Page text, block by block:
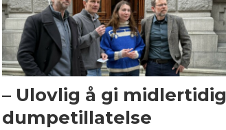
– Ulovlig å gi midlertidig
dumpetillatelse